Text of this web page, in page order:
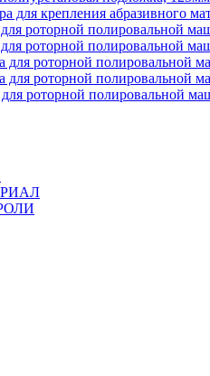
для крепления абразивного
роторной полировальной
роторной полировальной
для роторной полировальной
для роторной полировальной
роторной полировальной